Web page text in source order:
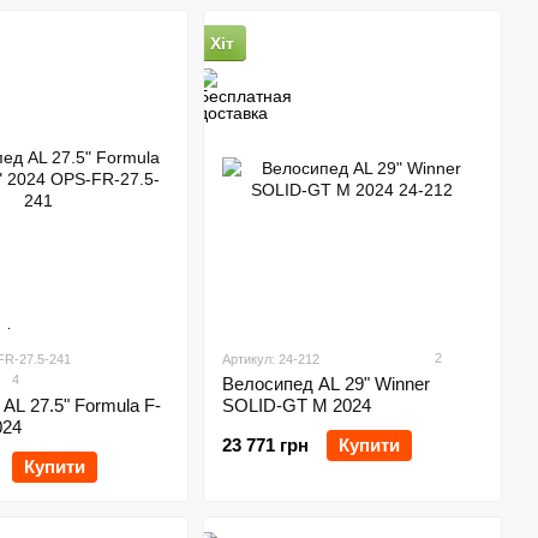
27.5-241
4
27.5" Formula F-
Купити
Хіт
Артикул: 24-212 2
Велосипед AL 29" Winner
SOLID-GT M 2024
23 771 грн
Купити